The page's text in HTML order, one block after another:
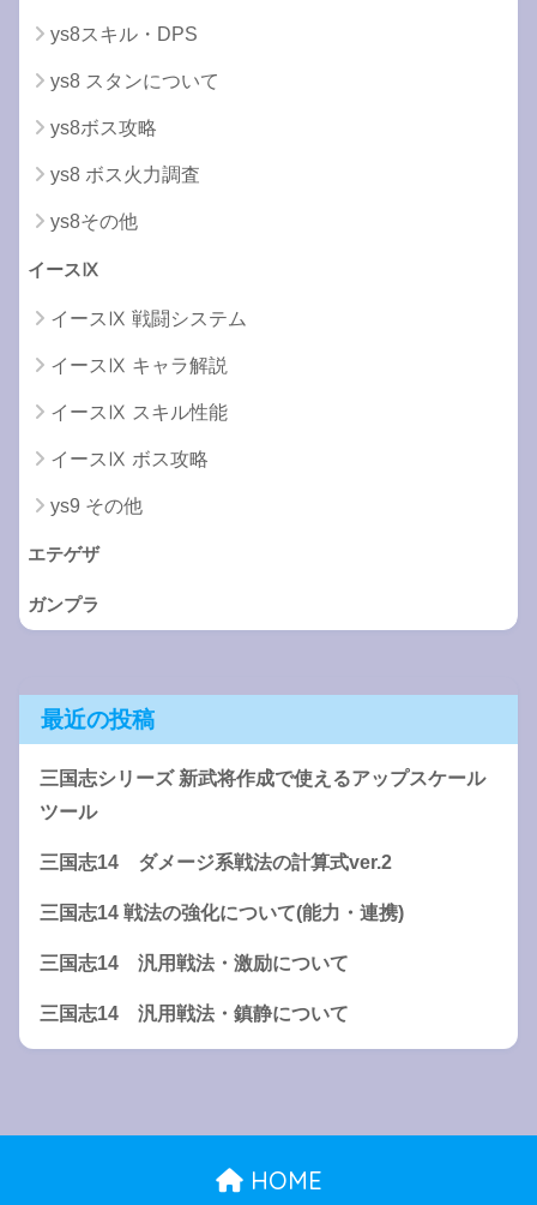
ys8スキル・DPS
ys8 スタンについて
ys8ボス攻略
ys8 ボス火力調査
ys8その他
イースⅨ
イースⅨ 戦闘システム
イースⅨ キャラ解説
イースⅨ スキル性能
イースⅨ ボス攻略
ys9 その他
エテゲザ
ガンプラ
最近の投稿
三国志シリーズ 新武将作成で使えるアップスケール
ツール
三国志14 ダメージ系戦法の計算式ver.2
三国志14 戦法の強化について(能力・連携)
三国志14 汎用戦法・激励について
三国志14 汎用戦法・鎮静について
HOME